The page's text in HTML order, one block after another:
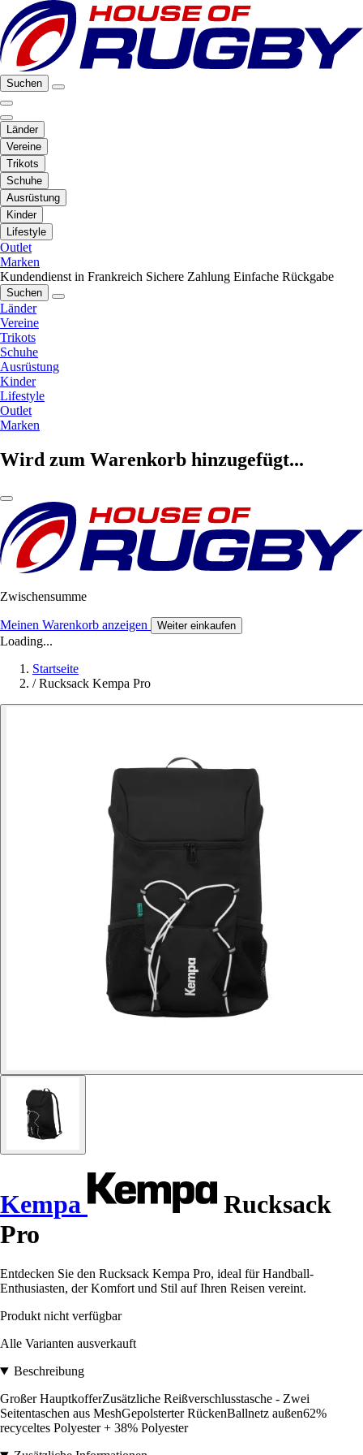
Suchen
Länder
Vereine
Trikots
Schuhe
Ausrüstung
Kinder
Lifestyle
Outlet
Marken
Kundendienst in Frankreich Sichere Zahlung Einfache Rückgabe
Suchen
Länder
Vereine
Trikots
Schuhe
Ausrüstung
Kinder
Lifestyle
Outlet
Marken
Wird zum Warenkorb hinzugefügt...
Zwischensumme
Meinen Warenkorb anzeigen Weiter einkaufen
Loading...
Startseite
/ Rucksack Kempa Pro
Kempa
Rucksack
Pro
Entdecken Sie den Rucksack Kempa Pro, ideal für Handball-
Enthusiasten, der Komfort und Stil auf Ihren Reisen vereint.
Produkt nicht verfügbar
Alle Varianten ausverkauft
Beschreibung
Großer HauptkofferZusätzliche Reißverschlusstasche - Zwei
Seitentaschen aus MeshGepolsterter RückenBallnetz außen62%
recyceltes Polyester + 38% Polyester